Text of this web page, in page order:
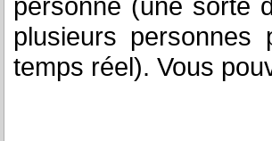
plusieurs
temps réel). Vous